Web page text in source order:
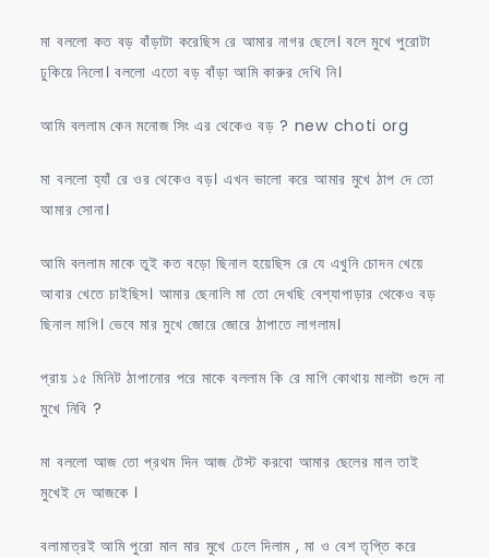
মা বললো কত বড় বাঁড়াটা করেছিস রে আমার নাগর ছেলে। বলে মুখে পুরোটা
ঢুকিয়ে নিলো। বললো এতো বড় বাঁড়া আমি কারুর দেখি নি।
আমি বললাম কেন মনোজ সিং এর থেকেও বড় ? new choti org
মা বললো হ্যাঁ রে ওর থেকেও বড়। এখন ভালো করে আমার মুখে ঠাপ দে তো
আমার সোনা।
আমি বললাম মাকে তুই কত বড়ো ছিনাল হয়েছিস রে যে এখুনি চোদন খেয়ে
আবার খেতে চাইছিস। আমার ছেনালি মা তো দেখছি বেশ্যাপাড়ার থেকেও বড়
ছিনাল মাগি। ভেবে মার মুখে জোরে জোরে ঠাপাতে লাগলাম।
প্রায় ১৫ মিনিট ঠাপানোর পরে মাকে বললাম কি রে মাগি কোথায় মালটা গুদে না
মুখে নিবি ?
মা বললো আজ তো প্রথম দিন আজ টেস্ট করবো আমার ছেলের মাল তাই
মুখেই দে আজকে ।
বলামাত্রই আমি পুরো মাল মার মুখে ঢেলে দিলাম , মা ও বেশ তৃপ্তি করে